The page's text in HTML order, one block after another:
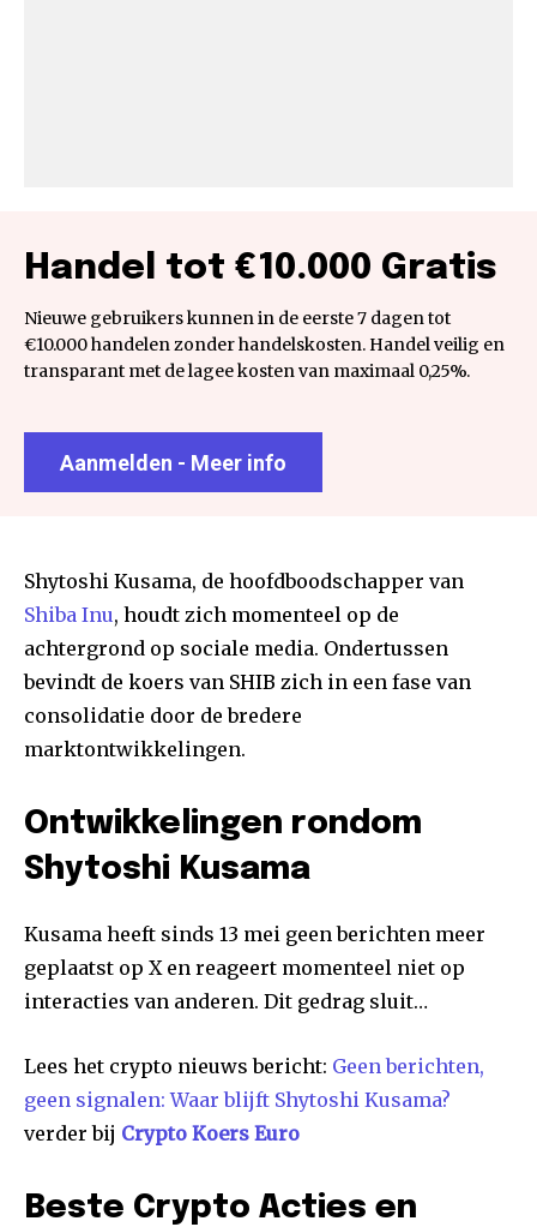
Handel tot €10.000 Gratis
Nieuwe gebruikers kunnen in de eerste 7 dagen tot
€10.000 handelen zonder handelskosten. Handel veilig en
transparant met de lagee kosten van maximaal 0,25%.
Aanmelden - Meer info
Shytoshi Kusama, de hoofdboodschapper van
Shiba Inu, houdt zich momenteel op de
achtergrond op sociale media. Ondertussen
bevindt de koers van SHIB zich in een fase van
consolidatie door de bredere
marktontwikkelingen.
Ontwikkelingen rondom
Shytoshi Kusama
Kusama heeft sinds 13 mei geen berichten meer
geplaatst op X en reageert momenteel niet op
interacties van anderen. Dit gedrag sluit…
Lees het crypto nieuws bericht: Geen berichten,
geen signalen: Waar blijft Shytoshi Kusama?
verder bij Crypto Koers Euro
Beste Crypto Acties en